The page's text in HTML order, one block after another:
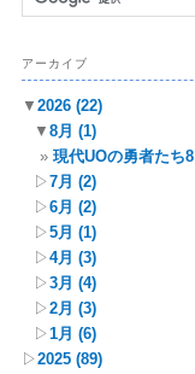
アーカイブ
▼ 2026 (22)
▼ 8月 (1)
現代UOの勇者たち8
▷7月 (2)
▷6月 (2)
▷5月 (1)
▷4月 (3)
▷3月 (4)
▷2月 (3)
▷1月 (6)
▷2025 (89)